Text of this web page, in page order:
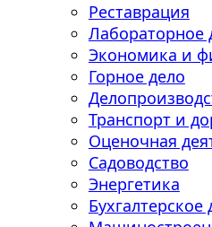
Реставрация
Лабораторное
Экономика и
Горное дело
Транспорт и
Оценочная
Садоводство
Энергетика
Бухгалтерское